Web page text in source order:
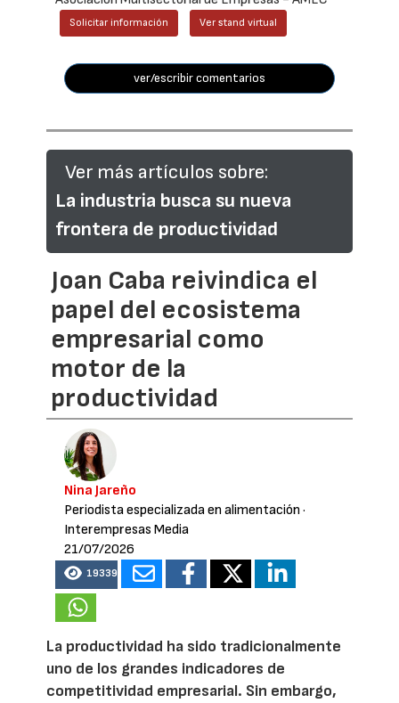
Solicitar información Ver stand virtual
ver/escribir comentarios
Ver más artículos sobre:
La industria busca su nueva
frontera de productividad
Joan Caba reivindica el
papel del ecosistema
empresarial como
motor de la
productividad
Nina Jareño
Periodista especializada en alimentación ·
Interempresas Media
21/07/2026
19339
La productividad ha sido tradicionalmente
uno de los grandes indicadores de
competitividad empresarial. Sin embargo,